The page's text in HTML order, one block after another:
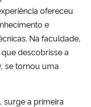
ofereceu
e
Na faculdade,
descobrisse a
se tornou uma
a primeira